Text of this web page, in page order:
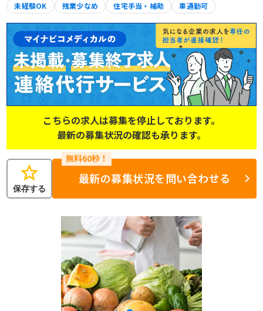
未経験OK 残業少なめ 住宅手当・補助 車通勤可
こちらの求人は募集を停止しております。
最新の募集状況の確認も承ります。
star
保存する
最新の募集状況を問い合わせる